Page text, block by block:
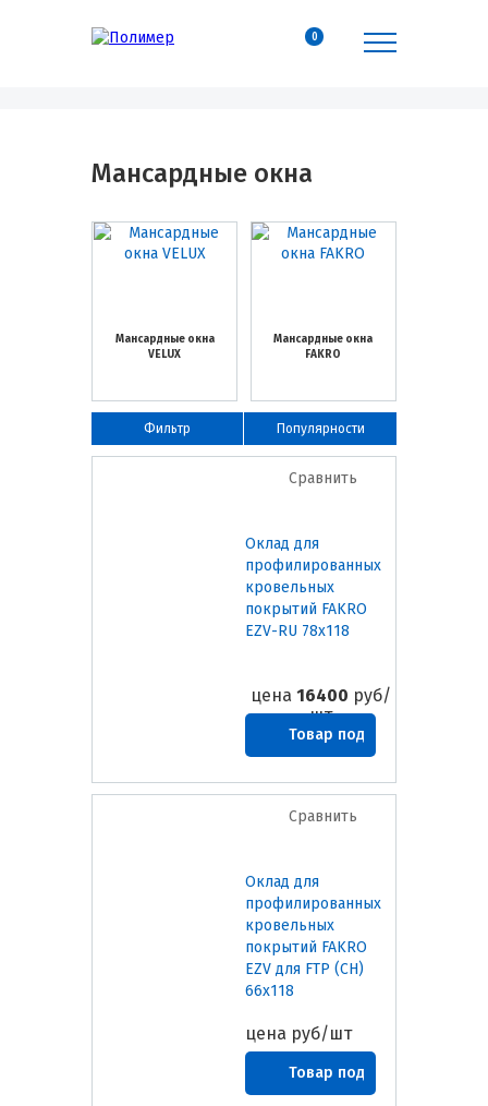
0
Мансардные окна
Мансардные окна
VELUX
Мансардные окна
FAKRO
Популярности
Фильтр
Сравнить
Оклад для
профилированных
кровельных
покрытий FAKRO
EZV-RU 78х118
цена 16400 руб/
шт
Товар под
заказ
Сравнить
Оклад для
профилированных
кровельных
покрытий FAKRO
EZV для FTP (CH)
66х118
цена руб/шт
Товар под